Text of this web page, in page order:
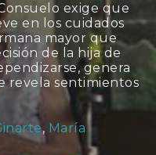
exige que
en los cuidados
mayor que
de la hija de
genera
revela sentimientos
, María